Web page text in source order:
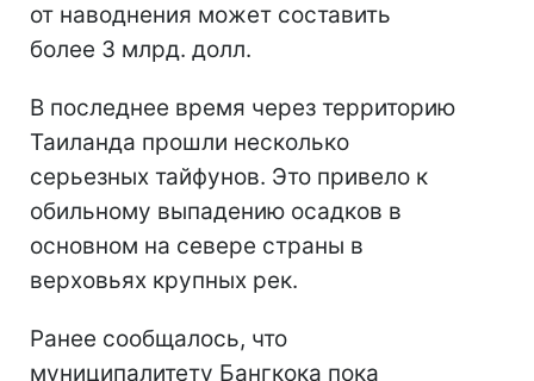
от наводнения может составить
более 3 млрд. долл.
В последнее время через территорию
Таиланда прошли несколько
серьезных тайфунов. Это привело к
обильному выпадению осадков в
основном на севере страны в
верховьях крупных рек.
Ранее сообщалось, что
муниципалитету Бангкока пока